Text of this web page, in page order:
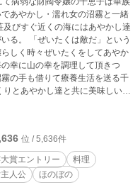
あやかし・濡れ女の沼霧と一緒
びすぐ近くの海にはあやかし達
る。 「ぜいたくは敵だ」という
しく時々ぜいたくをしてあやか
幸に山の幸を調理して頂きつ
の手も借りて療養生活を送る千
とあやかし達と共に美味しいご
で生成し
位 / 5,636件
賞エントリー
料理
人公 ほのぼの